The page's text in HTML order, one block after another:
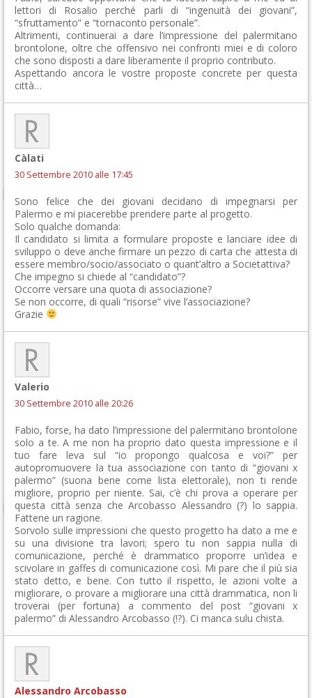
lettori di Rosalio perché parli di “ingenuità dei giovani”,
“sfruttamento” e “tornaconto personale”.
Altrimenti, continuerai a dare l’impressione del palermitano
brontolone, oltre che offensivo nei confronti miei e di coloro
che sono disposti a dare liberamente il proprio contributo.
Aspettando ancora le vostre proposte concrete per questa
città…
Càlati
30 Settembre 2010 alle 17:45
Sono felice che dei giovani decidano di impegnarsi per
Palermo e mi piacerebbe prendere parte al progetto.
Solo qualche domanda:
Il candidato si limita a formulare proposte e lanciare idee di
sviluppo o deve anche firmare un pezzo di carta che attesta di
essere membro/socio/associato o quant’altro a Societattiva?
Che impegno si chiede al “candidato”?
Occorre versare una quota di associazione?
Se non occorre, di quali “risorse” vive l’associazione?
Grazie
Valerio
30 Settembre 2010 alle 20:26
Fabio, forse, ha dato l’impressione del palermitano brontolone
solo a te. A me non ha proprio dato questa impressione e il
tuo fare leva sul “io propongo qualcosa e voi?” per
autopromuovere la tua associazione con tanto di “giovani x
palermo” (suona bene come lista elettorale), non ti rende
migliore, proprio per niente. Sai, c’è chi prova a operare per
questa città senza che Arcobasso Alessandro (?) lo sappia.
Fattene un ragione.
Sorvolo sulle impressioni che questo progetto ha dato a me e
su una divisione tra lavori; spero tu non sappia nulla di
comunicazione, perché è drammatico proporre un’idea e
scivolare in gaffes di comunicazione così. Mi pare che il più sia
stato detto, e bene. Con tutto il rispetto, le azioni volte a
migliorare, o provare a migliorare una città drammatica, non li
troverai (per fortuna) a commento del post “giovani x
palermo” di Alessandro Arcobasso (!?). Ci manca sulu chista.
Alessandro Arcobasso